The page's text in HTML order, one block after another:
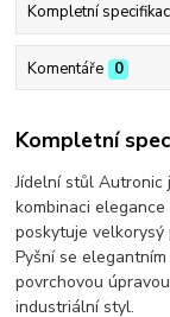
Kompletní
Komentáře 0
Kompletní
Jídelní stůl Autronic
kombinaci
poskytuje
Pyšní se
povrchovou
industriální styl.